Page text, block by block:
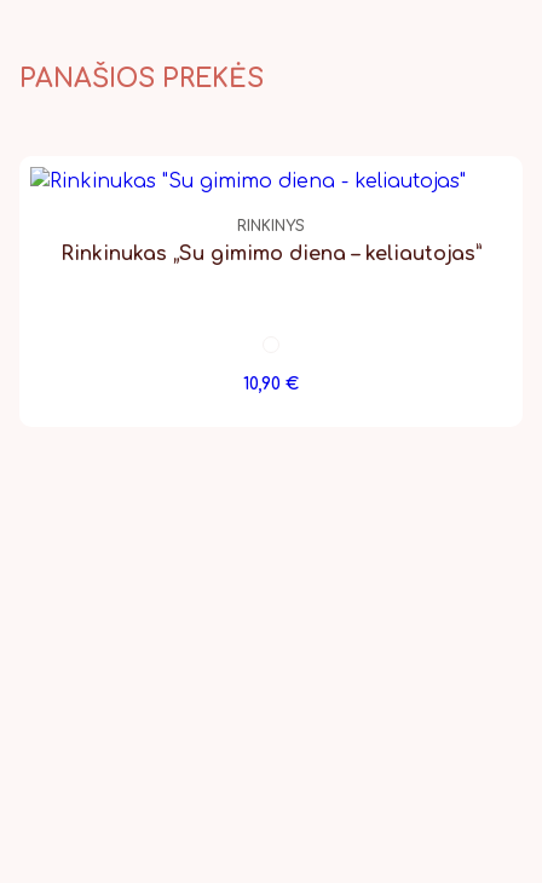
PANAŠIOS PREKĖS
RINKINYS
Rinkinukas „Su gimimo diena – keliautojas”
10,90 €